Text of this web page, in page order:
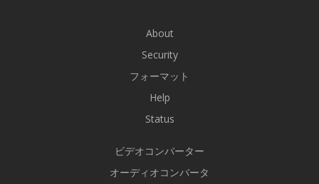
About
Security
フォーマット
Help
Status
ビデオコンバーター
オーディオコンバータ